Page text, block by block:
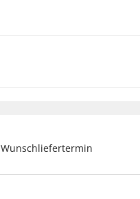
Wunschliefertermin